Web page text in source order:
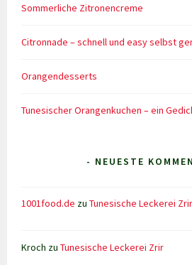
Sommerliche Zitronencreme
Citronnade – schnell und easy selbst
Orangendesserts
Tunesischer Orangenkuchen – ein
- NEUESTE
1001food.de zuTunesische Leckerei Zrir
Kroch zuTunesische Leckerei Zrir